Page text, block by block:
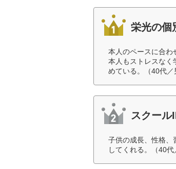
栄光の個
本人のペースに合わ
本人もストレスなく
めている。（40代／
スクール
子供の成長、性格、
してくれる。（40代